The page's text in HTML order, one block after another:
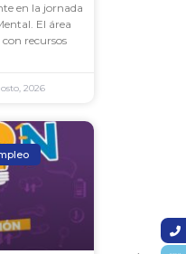
en la jornada
El área
recursos
2026